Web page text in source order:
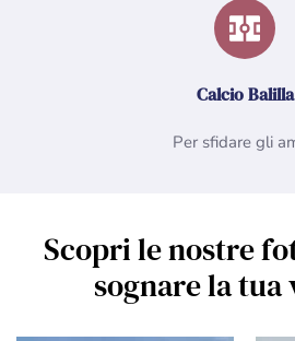
Calcio Balilla
Per sfidare gli
Scopri le nostre
sognare la tua